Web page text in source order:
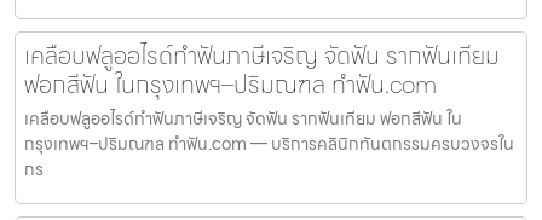
เคลือบฟลูออไรด์ทำฟันภาษีเจริญ จัดฟัน รากฟันเทียม
ฟอกสีฟัน ในกรุงเทพฯ–ปริมณฑล ทำฟัน.com
เคลือบฟลูออไรด์ทำฟันภาษีเจริญ จัดฟัน รากฟันเทียม ฟอกสีฟัน ใน
กรุงเทพฯ–ปริมณฑล ทำฟัน.com — บริการคลินิกทันตกรรมครบวงจรใน
กร